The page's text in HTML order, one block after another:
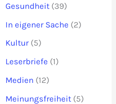
Gesundheit (39)
In eigener Sache (2)
Kultur (5)
Leserbriefe (1)
Medien (12)
Meinungsfreiheit (5)